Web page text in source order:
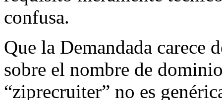
confusa.
Que la Demandada carece
sobre el nombre de
“ziprecruiter” no es